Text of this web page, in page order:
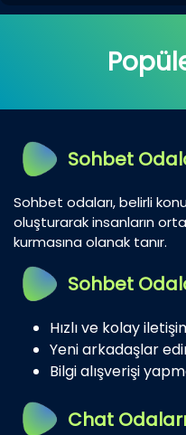
Sohbet
Sohbet odaları, belirli
oluşturarak insanların
kurmasına olanak tanır.
Sohbet
Hızlı ve kolay
Yeni arkadaşlar
Bilgi alışverişi
Chat Odaları